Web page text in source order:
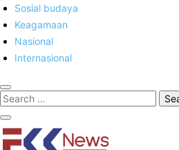
Sosial budaya
Keagamaan
Nasional
Internasional